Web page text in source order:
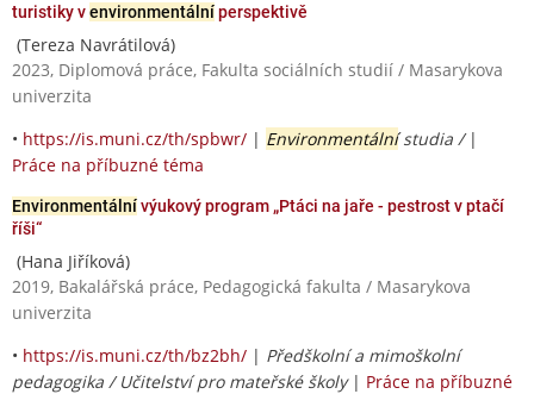
turistiky venvironmentálníperspektivě
(Tereza Navrátilová)
2023, Diplomová práce, Fakulta sociálních studií / Masarykova
univerzita
• https://is.muni.cz/th/spbwr/ | Environmentálnístudia / |
Práce na příbuzné téma
Environmentálnívýukový program „Ptáci na jaře - pestrost v ptačí
říši“
(Hana Jiříková)
2019, Bakalářská práce, Pedagogická fakulta / Masarykova
univerzita
• https://is.muni.cz/th/bz2bh/ | Předškolní a mimoškolní
pedagogika / Učitelství pro mateřské školy| Práce na příbuzné